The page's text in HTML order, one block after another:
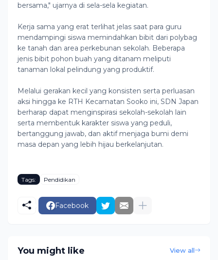
bersama," ujarnya di sela-sela kegiatan.
Kerja sama yang erat terlihat jelas saat para guru
mendampingi siswa memindahkan bibit dari polybag
ke tanah dan area perkebunan sekolah. Beberapa
jenis bibit pohon buah yang ditanam meliputi
tanaman lokal pelindung yang produktif.
Melalui gerakan kecil yang konsisten serta perluasan
aksi hingga ke RTH Kecamatan Sooko ini, SDN Japan
berharap dapat menginspirasi sekolah-sekolah lain
serta membentuk karakter siswa yang peduli,
bertanggung jawab, dan aktif menjaga bumi demi
masa depan yang lebih hijau berkelanjutan.
Tags: Pendidikan
Facebook
You might like View all